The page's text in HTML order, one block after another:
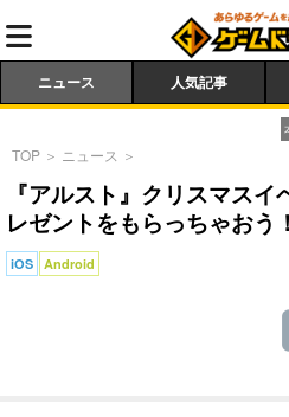
ニュース 人気記事
TOP ＞ ニュース ＞
『アルスト』クリスマス
レゼントをもらっちゃおう！
iOS Android